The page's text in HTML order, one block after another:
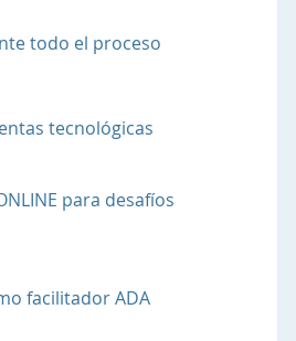
todo el proceso
tecnológicas
para desafíos
facilitador ADA